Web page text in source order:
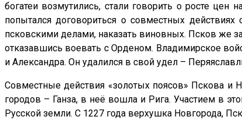
богатеи возмутились, стали говорить о росте цен
попытался договориться о совместных
псковскими делами, наказать виновных. Псков же
отказавшись воевать с Орденом. Владимирское
и Александра. Он удалился в свой удел –
Совместные действия «золотых поясов» Пскова и
городов – Ганза, в неё вошла и Рига. Участием в
Русской земли. С 1227 года верхушка Новгорода,